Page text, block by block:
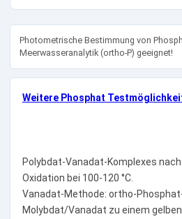
Photometrische Bestimmung von
Meerwasseranalytik (ortho-P) geeignet!
Weitere Phosphat
Polybdat-Vanadat-Komplexes
Oxidation bei 100-120 °C.
Vanadat-Methode: ortho-
Molybdat/Vanadat zu einem